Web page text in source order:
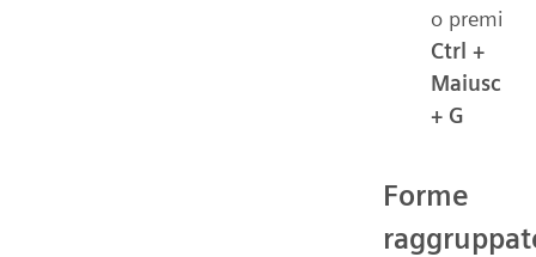
o premi
Ctrl +
Maiusc
+ G
Forme